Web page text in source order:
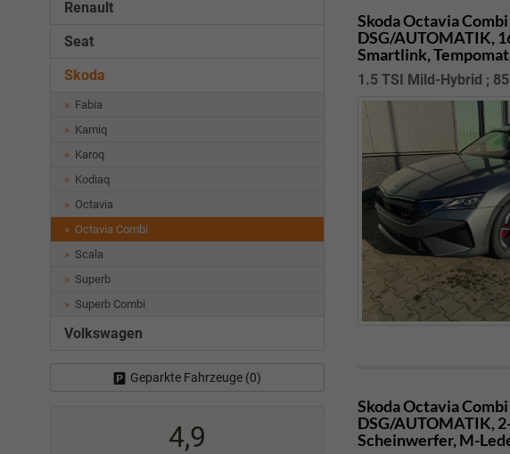
Skoda Octavia Combi
DSG/AUTOMATIK,
Smartlink,
1.5 TSI Mild-Hybrid ;
Skoda Octavia Combi
DSG/AUTOMATIK,
Scheinwerfer, M-
Renault
Seat
Skoda
Fabia
Kamiq
Karoq
Kodiaq
Octavia
Octavia Combi
Scala
Superb
Superb Combi
Volkswagen
Geparkte Fahrzeuge (0)
4,9